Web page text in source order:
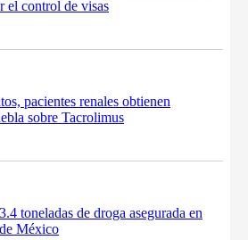
el control de visas
pacientes renales obtienen
sobre Tacrolimus
toneladas de droga asegurada en
México